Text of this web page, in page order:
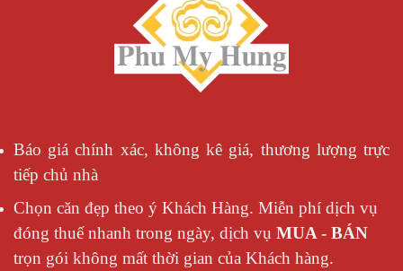
Báo giá chính xác, không kê giá, thương lượng trực
tiếp chủ nhà
Chọn căn đẹp theo ý Khách Hàng. Miễn phí dịch vụ
đóng thuế nhanh trong ngày, dịch vụ MUA - BÁN
trọn gói không mất thời gian của Khách hàng.